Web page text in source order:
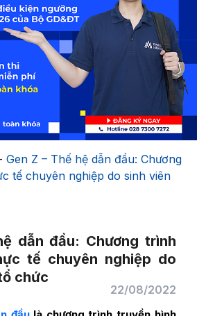
Gen Z – Thế hệ dẫn đầu: Chương
tế chuyên nghiệp do sinh viên
dẫn đầu: Chương trình
tế chuyên nghiệp do
chức
22/08/2022